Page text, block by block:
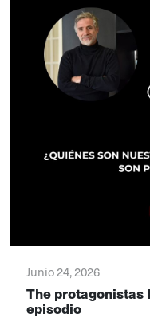
Junio 24, 2026
The protagonistas
episodio